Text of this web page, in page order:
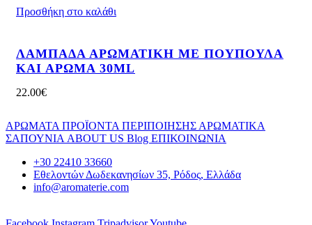
Προσθήκη στο καλάθι
ΛΑΜΠΑΔΑ ΑΡΩΜΑΤΙΚΗ ΜΕ ΠΟΥΠΟΥΛΑ
ΚΑΙ ΑΡΩΜΑ 30ML
22.00€
ΑΡΩΜΑΤΑ ΠΡΟΪΟΝΤΑ ΠΕΡΙΠΟΙΗΣΗΣ ΑΡΩΜΑΤΙΚΑ
ΣΑΠΟΥΝΙΑ ABOUT US Blog ΕΠΙΚΟΙΝΩΝΙΑ
+30 22410 33660
Εθελοντών Δωδεκανησίων 35, Ρόδος, Ελλάδα
info@aromaterie.com